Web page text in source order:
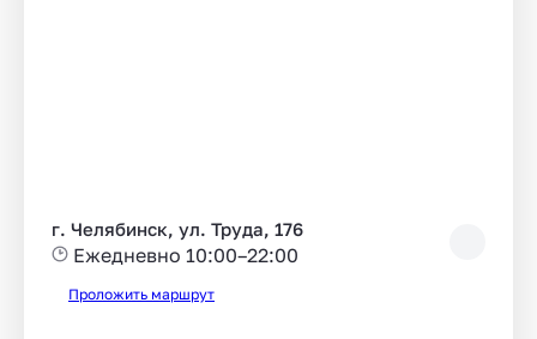
г. Челябинск, ул. Труда, 176
Ежедневно 10:00–22:00
Проложить маршрут